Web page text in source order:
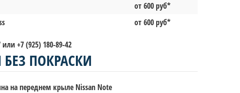
от 600 руб*
от 600 руб*
+7 (925) 180-89-42
ПОКРАСКИ
на переднем крыле Nissan Note